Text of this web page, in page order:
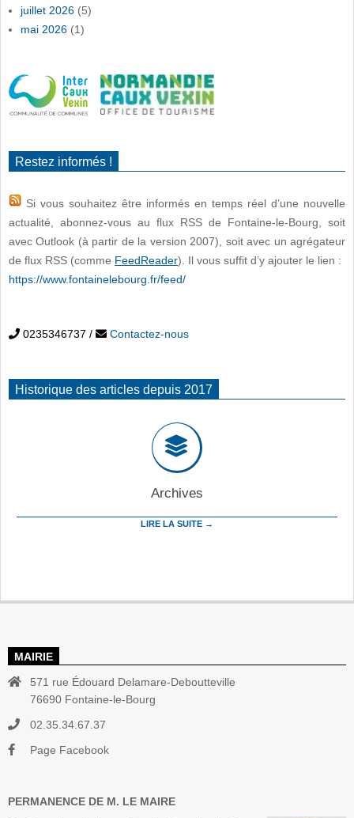
juillet 2026 (5)
mai 2026 (1)
Restez informés !
Si vous souhaitez être informés en temps réel d’une nouvelle
actualité, abonnez-vous au flux RSS de Fontaine-le-Bourg, soit
avec Outlook (à partir de la version 2007), soit avec un agrégateur
de flux RSS (comme FeedReader). Il vous suffit d’y ajouter le lien :
https://www.fontainelebourg.fr/feed/
0235346737 / Contactez-nous
Historique des articles depuis 2017
Archives
LIRE LA SUITE →
MAIRIE
571 rue Édouard Delamare-Deboutteville
76690 Fontaine-le-Bourg
02.35.34.67.37
Page Facebook
PERMANENCE DE M. LE MAIRE